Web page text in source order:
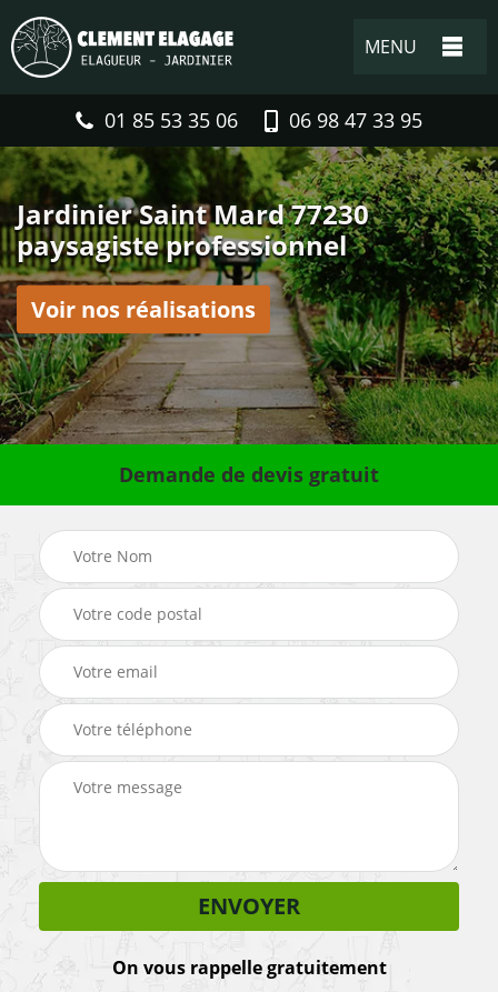
MENU
01 85 53 35 06 06 98 47 33 95
Jardinier Saint Mard 77230
paysagiste professionnel
Voir nos réalisations
Demande de devis gratuit
On vous rappelle gratuitement